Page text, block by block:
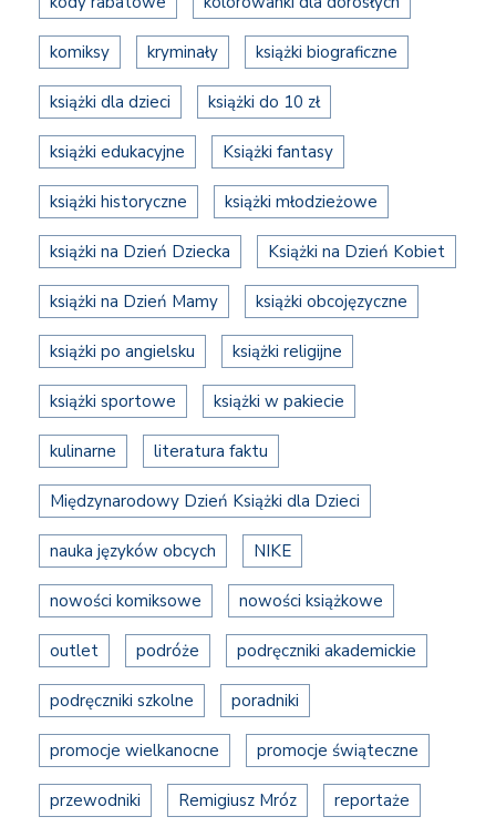
komiksy kryminały książki biograficzne
książki dla dzieci książki do 10 zł
książki edukacyjne Książki fantasy
książki historyczne książki młodzieżowe
książki na Dzień Dziecka Książki na Dzień Kobiet
książki na Dzień Mamy książki obcojęzyczne
książki po angielsku książki religijne
książki sportowe książki w pakiecie
kulinarne literatura faktu
Międzynarodowy Dzień Książki dla Dzieci
nauka języków obcych NIKE
nowości komiksowe nowości książkowe
outlet podróże podręczniki akademickie
podręczniki szkolne poradniki
promocje wielkanocne promocje świąteczne
przewodniki Remigiusz Mróz reportaże